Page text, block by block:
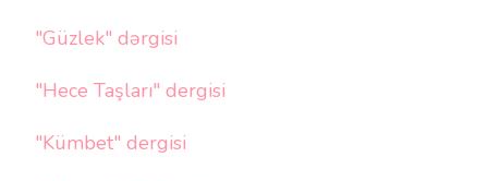
"Güzlek" dərgisi
"Hece Taşları" dergisi
"Kümbet" dergisi